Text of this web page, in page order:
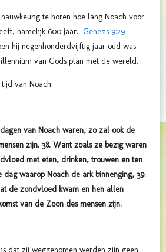
te horen hoe lang Noach voor
namelijk 600 jaar. Genesis 9:29
hij negenhonderdvijftig jaar oud was.
van Gods plan met de wereld.
van Noach:
van Noach waren, zo zal ook de
zijn. 38. Want zoals ze bezig waren
met eten, drinken, trouwen en ten
waarop Noach de ark binnenging, 39.
de zondvloed kwam en hen allen
van de Zoon des mensen zijn.
dat zij weggenomen werden zijn geen